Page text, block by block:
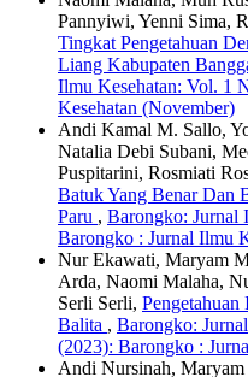
Pannyiwi, Yenni Sima,
Tingkat Pengetahuan
Liang Kabupaten
Ilmu Kesehatan: Vol. 1
Kesehatan (November)
Andi Kamal M. Sallo,
Natalia Debi Subani,
Puspitarini, Rosmiati
Batuk Yang Benar Dan
Paru , Barongko: Jurnal
Barongko : Jurnal Ilmu
Nur Ekawati, Maryam
Arda, Naomi Malaha,
Serli Serli,
Balita , Barongko:
(2023): Barongko :
Andi Nursinah,